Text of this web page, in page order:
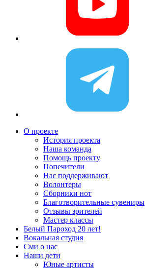
О проекте
История проекта
Наша команда
Помощь проекту
Попечители
Нас поддерживают
Волонтеры
Сборники нот
Благотворительные сувениры
Отзывы зрителей
Мастер классы
Белый Пароход 20 лет!
Вокальная студия
Сми о нас
Наши дети
Юные артисты